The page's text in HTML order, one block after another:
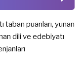
taban puanları, yunan
dili ve edebiyatı